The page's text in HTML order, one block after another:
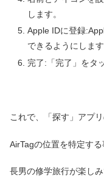
します。
Apple IDに登録
できるようにします
完了:「完了」をタ
これで、「探す」アプ
AirTagの位置を特定す
長男の修学旅行が楽しみ